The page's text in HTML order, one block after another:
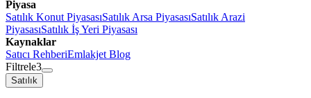
Piyasa
Satılık Konut PiyasasıSatılık Arsa PiyasasıSatılık Arazi
PiyasasıSatılık İş Yeri Piyasası
Kaynaklar
Satıcı RehberiEmlakjet Blog
Filtrele3
Satılık